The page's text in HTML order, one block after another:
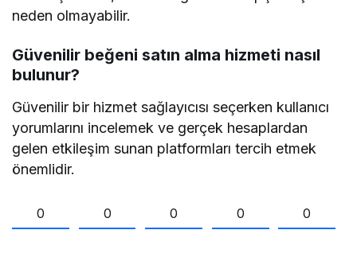
neden olmayabilir.
Güvenilir beğeni satın alma hizmeti nasıl
bulunur?
Güvenilir bir hizmet sağlayıcısı seçerken kullanıcı
yorumlarını incelemek ve gerçek hesaplardan
gelen etkileşim sunan platformları tercih etmek
önemlidir.
0 0 0 0 0